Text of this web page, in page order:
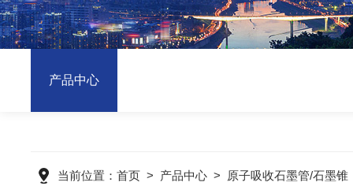
产品中心
当前位置： 首页 > 产品中心 > 原子吸收石墨管/石墨锥